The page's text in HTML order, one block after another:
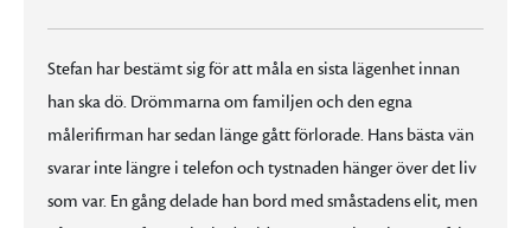
Stefan har bestämt sig för att måla en sista lägenhet innan
han ska dö. Drömmarna om familjen och den egna
målerifirman har sedan länge gått förlorade. Hans bästa vän
svarar inte längre i telefon och tystnaden hänger över det liv
som var. En gång delade han bord med småstadens elit, men